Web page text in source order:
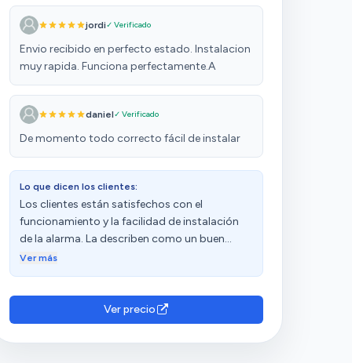
jordi✓ Verificado
Envio recibido en perfecto estado. Instalacion
muy rapida. Funciona perfectamente.A
daniel✓ Verificado
De momento todo correcto fácil de instalar
Lo que dicen los clientes:
Los clientes están satisfechos con el
funcionamiento y la facilidad de instalación
de la alarma. La describen como un buen
producto con una excelente relación calidad-
sensores. Sin embargo, tienen opiniones
diversas sobre la conectividad y los sensores.
Ver más
Ver precio